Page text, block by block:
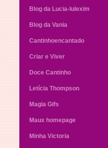
Blog da Lucia-lulexim
Blog da Vania
Cantinhoencantado
Criar e Viver
Doce Cantinho
Letícia Thompson
Magia Gifs
Maux homepage
Minha Victoria